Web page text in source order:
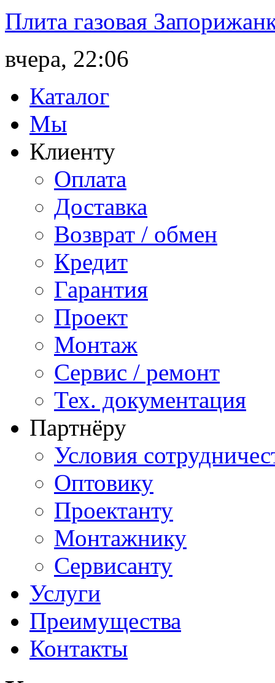
Плита газовая
вчера, 22:06
Каталог
Мы
Клиенту
Оплата
Доставка
Возврат / обмен
Кредит
Гарантия
Проект
Монтаж
Сервис / ремонт
Тех. документация
Партнёру
Условия
Оптовику
Проектанту
Монтажнику
Сервисанту
Услуги
Преимущества
Контакты